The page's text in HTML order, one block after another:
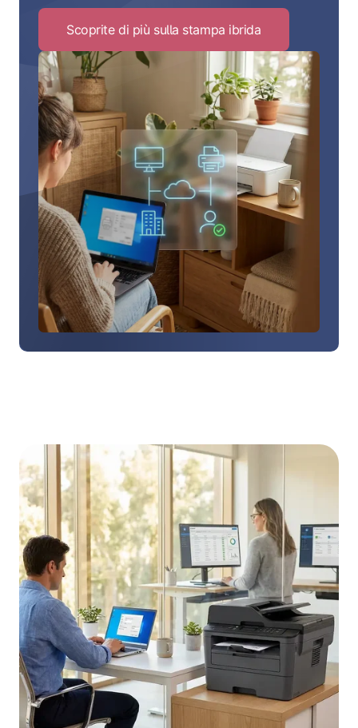
Scoprite di più sulla stampa ibrida
to
Scoprite
di
più
sulla
stampa
ibrida